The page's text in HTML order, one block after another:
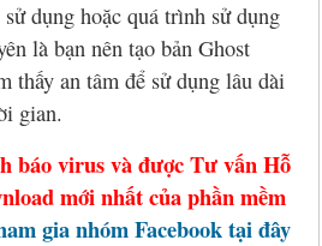
dụng hoặc quá trình sử dụng
là bạn nên tạo bản Ghost
thấy an tâm để sử dụng lâu dài
gian.
báo virus và được Tư vấn Hỗ
mới nhất của phần mềm
gia nhóm Facebook tại đây